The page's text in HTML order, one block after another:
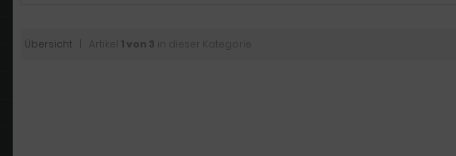
Übersicht | Artikel 1 von 3 in dieser Kategorie